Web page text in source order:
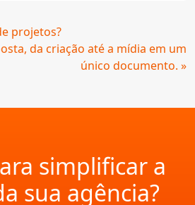
projetos?
da criação até a mídia em um
único documento. »
simplificar a
sua agência?